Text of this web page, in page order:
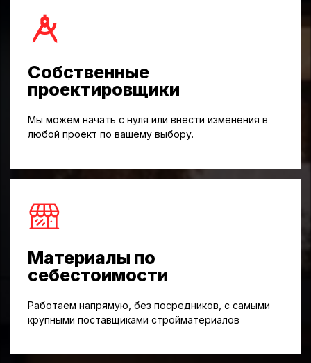
Собственные
проектировщики
Мы можем начать с нуля или внести изменения в
любой проект по вашему выбору.
Материалы по
себестоимости
Работаем напрямую, без посредников, с самыми
крупными поставщиками стройматериалов